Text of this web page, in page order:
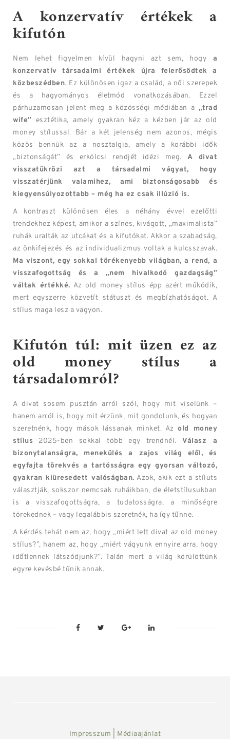
A konzervatív értékek a
kifutón
Nem lehet figyelmen kívül hagyni azt sem, hogy a
konzervatív társadalmi értékek újra felerősödtek a
közbeszédben. Ez különösen igaz a család, a női szerepek
és a hagyományos életmód vonatkozásában. Ezzel
párhuzamosan jelent meg a közösségi médiában a „trad
wife” esztétika, amely gyakran kéz a kézben jár az old
money stílussal. Bár a két jelenség nem azonos, mégis
közös bennük az a nosztalgia, amely a korábbi idők
„biztonságát” és erkölcsi rendjét idézi meg. A divat
visszatükrözi azt a társadalmi vágyat, hogy
visszatérjünk valamihez, ami biztonságosabb és
kiegyensúlyozottabb – még ha ez csak illúzió is.
A kontraszt különösen éles a néhány évvel ezelőtti
trendekhez képest, amikor a színes, kivágott, „maximalista”
ruhák uralták az utcákat és a kifutókat. Akkor a szabadság,
az önkifejezés és az individualizmus voltak a kulcsszavak.
Ma viszont, egy sokkal törékenyebb világban, a rend, a
visszafogottság és a „nem hivalkodó gazdagság”
váltak értékké. Az old money stílus épp azért működik,
mert egyszerre közvetít státuszt és megbízhatóságot. A
stílus maga lesz a vagyon.
Kifutón túl: mit üzen ez az
old money stílus a
társadalomról?
A divat sosem pusztán arról szól, hogy mit viselünk –
hanem arról is, hogy mit érzünk, mit gondolunk, és hogyan
szeretnénk, hogy mások lássanak minket. Azold money
stílus 2025-ben sokkal több egy trendnél.Válasz a
bizonytalanságra, menekülés a zajos világ elől, és
egyfajta törekvés a tartósságra egy gyorsan változó,
gyakran kiüresedett valóságban. Azok, akik ezt a stíluts
választják, sokszor nemcsak ruháikban, de életstílusukban
is a visszafogottságra, a tudatosságra, a minőségre
törekednek – vagy legalábbis szeretnék, ha így tűnne.
A kérdés tehát nem az, hogy „miért lett divat az old money
stílus?”, hanem az, hogy „miért vágyunk ennyire arra, hogy
időtlennek látszódjunk?”. Talán mert a világ körülöttünk
egyre kevésbé tűnik annak.
Impresszum Médiaajánlat